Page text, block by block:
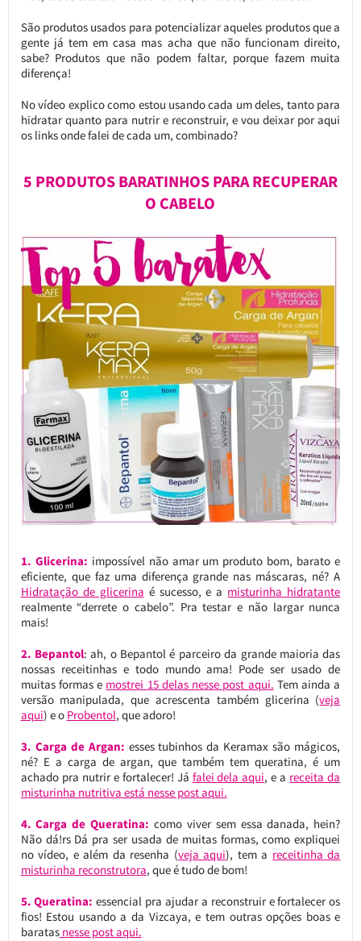
São produtos usados para potencializar aqueles produtos que a
gente já tem em casa mas acha que não funcionam direito,
sabe? Produtos que não podem faltar, porque fazem muita
diferença!
No vídeo explico como estou usando cada um deles, tanto para
hidratar quanto para nutrir e reconstruir, e vou deixar por aqui
os links onde falei de cada um, combinado?
5 PRODUTOS BARATINHOS PARA RECUPERAR
O CABELO
1. Glicerina: impossível não amar um produto bom, barato e
eficiente, que faz uma diferença grande nas máscaras, né? A
Hidratação de glicerina é sucesso, e a misturinha hidratante
realmente “derrete o cabelo”. Pra testar e não largar nunca
mais!
2. Bepantol: ah, o Bepantol é parceiro da grande maioria das
nossas receitinhas e todo mundo ama! Pode ser usado de
muitas formas e mostrei 15 delas nesse post aqui. Tem ainda a
versão manipulada, que acrescenta também glicerina (veja
aqui) e o Probentol, que adoro!
3. Carga de Argan: esses tubinhos da Keramax são mágicos,
né? E a carga de argan, que também tem queratina, é um
achado pra nutrir e fortalecer! Já falei dela aqui, e a receita da
misturinha nutritiva está nesse post aqui.
4. Carga de Queratina: como viver sem essa danada, hein?
Não dá!rs Dá pra ser usada de muitas formas, como expliquei
no vídeo, e além da resenha (veja aqui), tem a receitinha da
misturinha reconstrutora, que é tudo de bom!
5. Queratina: essencial pra ajudar a reconstruir e fortalecer os
fios! Estou usando a da Vizcaya, e tem outras opções boas e
baratasnesse post aqui.